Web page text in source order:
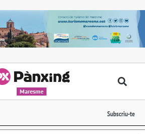
Maresme
Subscriu-te